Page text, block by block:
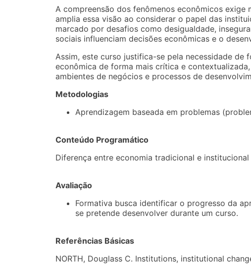
A compreensão dos fenômenos econômicos
amplia essa visão ao considerar o papel das
marcado por desafios como desigualdade,
sociais influenciam decisões econômicas e o
Assim, este curso justifica-se pela necessidade
econômica de forma mais crítica e
ambientes de negócios e processos de
Metodologias
Aprendizagem baseada em problemas
Conteúdo Programático
Diferença entre economia tradicional e institucional
Avaliação
Formativa busca identificar o progresso da
se pretende desenvolver durante um curso.
Referências Básicas
NORTH, Douglass C. Institutions, institutional